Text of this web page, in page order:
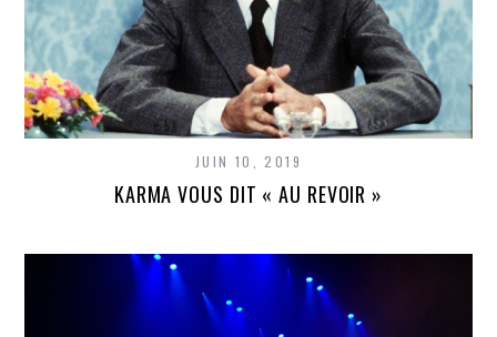
JUIN 10, 2019
KARMA VOUS DIT « AU REVOIR »